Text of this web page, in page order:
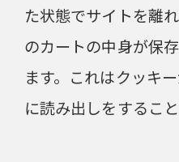
た状態でサイトを離
のカートの中身が保
ます。これはクッキ
に読み出しをするこ